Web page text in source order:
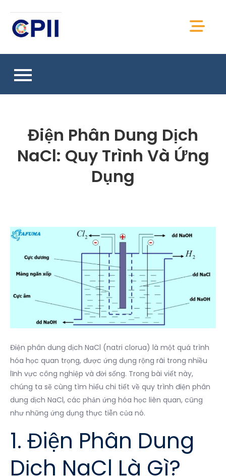
content
Chia sẻ thông tin, kiến thức, tài liệu CPII Việt
Điện Phân Dung Dịch
NaCl: Quy Trình Và Ứng
Dụng
Điện phân dung dịch NaCl (natri clorua) là một quá trình
hóa học quan trọng, được ứng dụng rộng rãi trong nhiều
lĩnh vực công nghiệp và đời sống. Trong bài viết này,
chúng ta sẽ cùng tìm hiểu chi tiết về quy trình điện phân
dung dịch NaCl, các phản ứng hóa học liên quan, cũng
như những ứng dụng thực tiễn của nó.
1. Điện Phân Dung
Dịch NaCl Là Gì?